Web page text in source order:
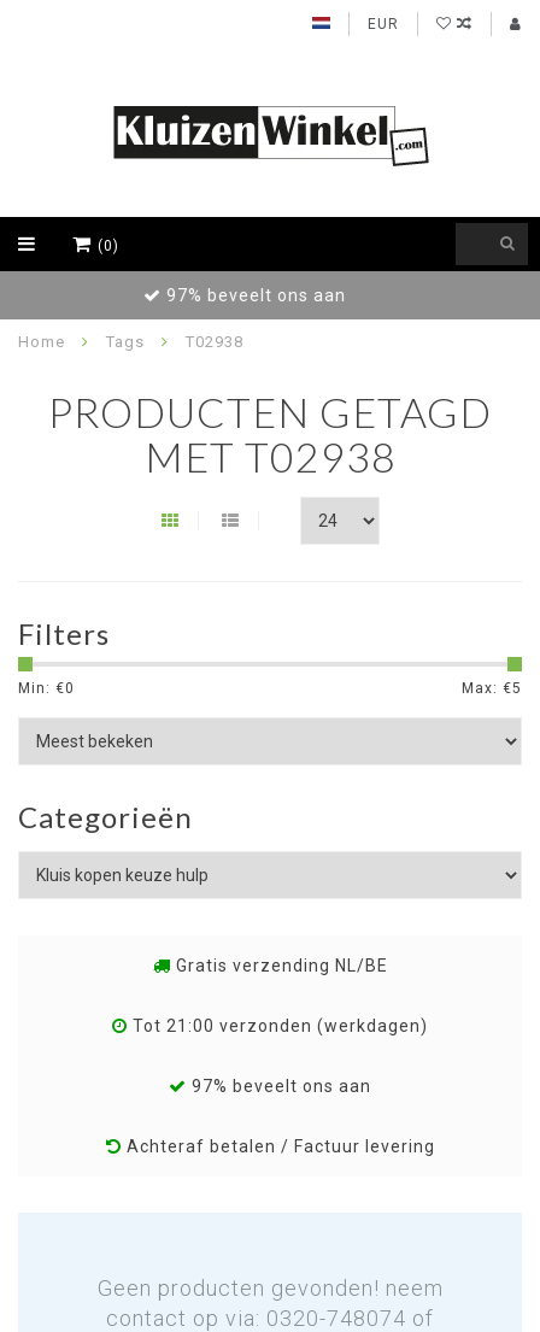
EUR
(0)
Achteraf betalen / Factuur levering
Home Tags T02938
PRODUCTEN GETAGD
MET T02938
Filters
Min: €0 Max: €5
Categorieën
Gratis verzending NL/BE
Tot 21:00 verzonden (werkdagen)
97% beveelt ons aan
Achteraf betalen / Factuur levering
Geen producten gevonden! neem
contact op via: 0320-748074 of